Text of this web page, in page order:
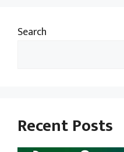
Search
Recent Posts